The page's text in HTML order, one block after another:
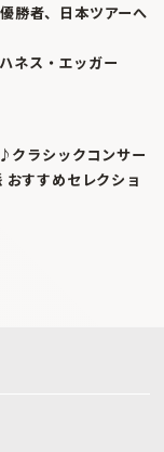
勝者、日本ツアーへ
ネス・エッガー
クラシックコンサー
すすめセレクショ